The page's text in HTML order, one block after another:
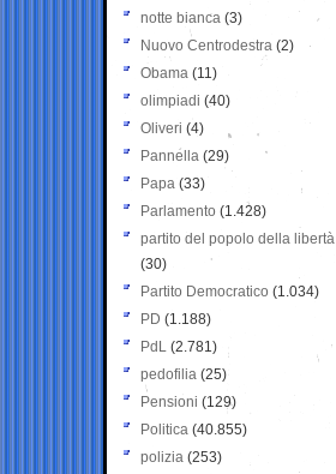
notte bianca (3)
Nuovo Centrodestra (2)
Obama (11)
olimpiadi (40)
Oliveri (4)
Pannella (29)
Papa (33)
Parlamento (1.428)
partito del popolo della libertà
(30)
Partito Democratico (1.034)
PD (1.188)
PdL (2.781)
pedofilia (25)
Pensioni (129)
Politica (40.855)
polizia (253)